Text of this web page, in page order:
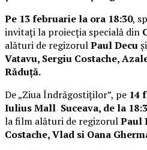
Pe 13 februarie la ora 18:30,
invitați la proiecția specială din
alături de regizorulPaul Decu
Vatavu, Sergiu Costache,
Răduță.
De „Ziua Îndrăgostiților”, pe 14
Iulius Mall Suceava, de la
la film alături de regizorulPaul
Costache, Vlad si Oana